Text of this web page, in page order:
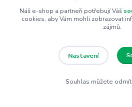
(Po-Čt, 8-16 hod.)
Eshop ŽUFRIK.cz ©
Náš e-shop a partneři potřebují Váš
cookies, aby Vám mohli zobrazovat
zájmů.
Nastavení
Souhlas můžete